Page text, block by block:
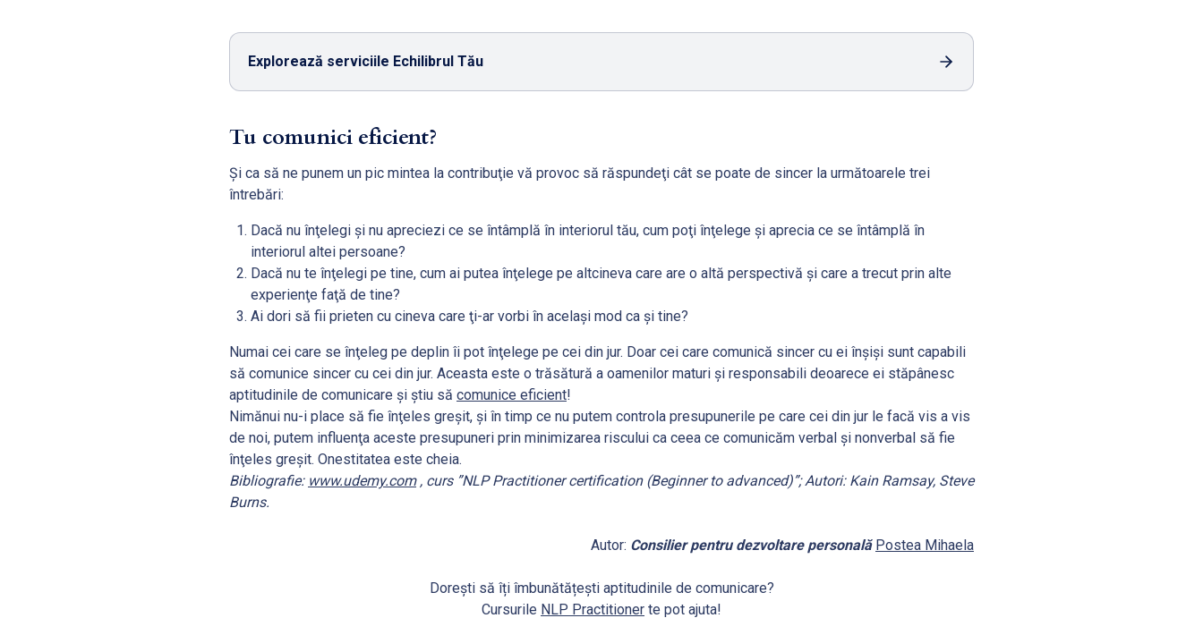
Explorează serviciile Echilibrul Tău
Tu comunici eficient?
Şi ca să ne punem un pic mintea la contribuţie vă provoc să răspundeţi cât se poate de sincer la următoarele trei
întrebări:
Dacă nu înţelegi şi nu apreciezi ce se întâmplă în interiorul tău, cum poţi înţelege şi aprecia ce se întâmplă în
interiorul altei persoane?
Dacă nu te înţelegi pe tine, cum ai putea înţelege pe altcineva care are o altă perspectivă şi care a trecut prin alte
experienţe faţă de tine?
Ai dori să fii prieten cu cineva care ţi-ar vorbi în acelaşi mod ca şi tine?
Numai cei care se înţeleg pe deplin îi pot înţelege pe cei din jur. Doar cei care comunică sincer cu ei înşişi sunt capabili
să comunice sincer cu cei din jur. Aceasta este o trăsătură a oamenilor maturi şi responsabili deoarece ei stăpânesc
aptitudinile de comunicare și știu să comunice eficient!
Nimănui nu-i place să fie înţeles greşit, şi în timp ce nu putem controla presupunerile pe care cei din jur le facă vis a vis
de noi, putem influenţa aceste presupuneri prin minimizarea riscului ca ceea ce comunicăm verbal şi nonverbal să fie
înţeles greşit. Onestitatea este cheia.
Bibliografie: www.udemy.com, curs ”NLP Practitioner certification (Beginner to advanced)”; Autori: Kain Ramsay, Steve
Burns.
Autor: Consilier pentru dezvoltare personală Postea Mihaela
Dorești să îți îmbunătățești aptitudinile de comunicare?
Cursurile NLP Practitioner te pot ajuta!